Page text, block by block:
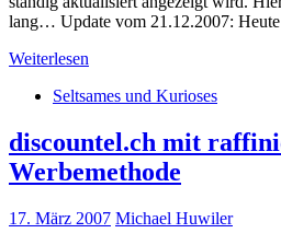
lang… Update vom 21.12.2007:
Weiterlesen
Seltsames und Kurioses
discountel.ch mit
Werbemethode
17. März 2007 Michael Huwiler